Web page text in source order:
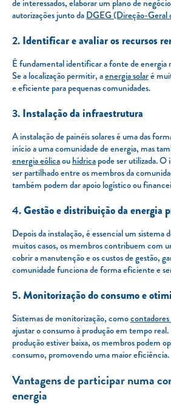
de interessados, elaborar um plano de
autorizações junto daDGEG (Direção-Geral
2.Identificar e avaliar os recursos
É fundamental identificar a fonte de energia
Se a localização permitir, aenergia solaré
e eficiente para pequenas comunidades.
3.Instalação da infraestrutura
A instalação de painéis solares é uma das
início a uma comunidade de energia, mas
energia eólicaouhídricapode ser utilizada.
ser partilhado entre os membros da
também podem dar apoio logístico ou
4.Gestão e distribuição da energia
Depois da instalação, é essencial um sistema
muitos casos, os membros contribuem com
cobrir a manutenção e os custos de gestão,
comunidade funciona de forma eficiente e
5.Monitorização do consumo e
Sistemas de monitorização, como
ajustar o consumo à produção em tempo
produção estiver baixa, os membros podem
consumo, promovendo uma maior eficiência.
Vantagens de participar numa
energia